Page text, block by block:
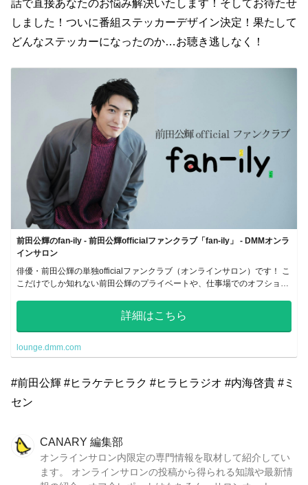
話で直接あなたのお悩み解決いたします！そしてお待たせ
しました！ついに番組ステッカーデザイン決定！果たして
どんなステッカーになったのか…お聴き逃しなく！
前田公輝のfan-ily - 前田公輝officialファンクラブ「fan-ily」 - DMMオンラ
インサロン
俳優・前田公輝の単独officialファンクラブ（オンラインサロン）です！ こ
こだけでしか知れない前田公輝のプライベートや、仕事場でのオフショッ
詳細はこちら
lounge.dmm.com
#前田公輝 #ヒラケテヒラク #ヒラヒラジオ #内海啓貴 #ミ
セン
CANARY 編集部
オンラインサロン内限定の専門情報を取材して紹介してい
ます。 オンラインサロンの投稿から得られる知識や最新情